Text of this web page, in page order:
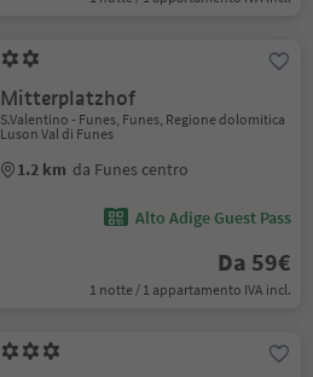
Mitterplatzhof
S.Valentino - Funes, Funes, Regione dolomitica
Luson Val di Funes
1.2 km da Funes centro
Alto Adige Guest Pass
Da 59€
1 notte / 1 appartamento IVA incl.